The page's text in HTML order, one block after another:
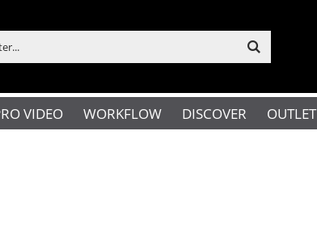
VIDEO WORKFLOW DISCOVER OUTLET